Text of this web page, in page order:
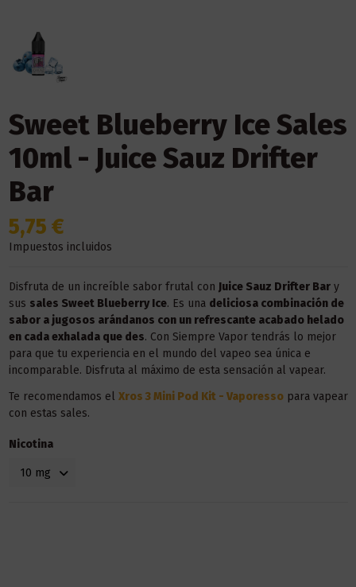
Sweet Blueberry Ice Sales
10ml - Juice Sauz Drifter
Bar
5,75 €
Impuestos incluidos
Disfruta de un increíble sabor frutal con Juice Sauz Drifter Bary
sus sales Sweet Blueberry Ice. Es una deliciosa combinación de
sabor a jugosos arándanos con un refrescante acabado helado
en cada exhalada que des. Con Siempre Vapor tendrás lo mejor
para que tu experiencia en el mundo del vapeo sea única e
incomparable. Disfruta al máximo de esta sensación al vapear.
Te recomendamos el Xros 3 Mini Pod Kit - Vaporessopara vapear
con estas sales.
Nicotina